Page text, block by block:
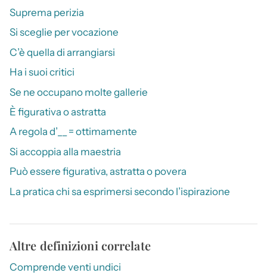
Suprema perizia
Si sceglie per vocazione
C’è quella di arrangiarsi
Ha i suoi critici
Se ne occupano molte gallerie
È figurativa o astratta
A regola d’__ = ottimamente
Si accoppia alla maestria
Può essere figurativa, astratta o povera
La pratica chi sa esprimersi secondo l’ispirazione
Altre definizioni correlate
Comprende venti undici